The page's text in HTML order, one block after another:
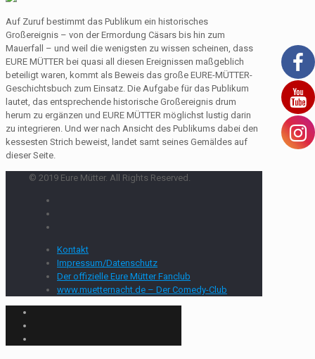
Auf Zuruf bestimmt das Publikum ein historisches
Großereignis – von der Ermordung Cäsars bis hin zum
Mauerfall – und weil die wenigsten zu wissen scheinen, dass
EURE MÜTTER bei quasi all diesen Ereignissen maßgeblich
beteiligt waren, kommt als Beweis das große EURE-MÜTTER-
Geschichtsbuch zum Einsatz. Die Aufgabe für das Publikum
lautet, das entsprechende historische Großereignis drum
herum zu ergänzen und EURE MÜTTER möglichst lustig darin
zu integrieren. Und wer nach Ansicht des Publikums dabei den
kessesten Strich beweist, landet samt seines Gemäldes auf
dieser Seite.
© 2019 Eure Mütter. All Rights Reserved.
Kontakt
Impressum/Datenschutz
Der offizielle Eure Mütter Fanclub
www.muetternacht.de – Der Comedy-Club